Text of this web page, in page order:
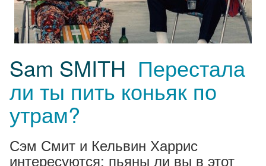
Sam SMITH Перестала
ли ты пить коньяк по
утрам?
Сэм Смит и Кельвин Харрис
интересуются: пьяны ли вы в этот